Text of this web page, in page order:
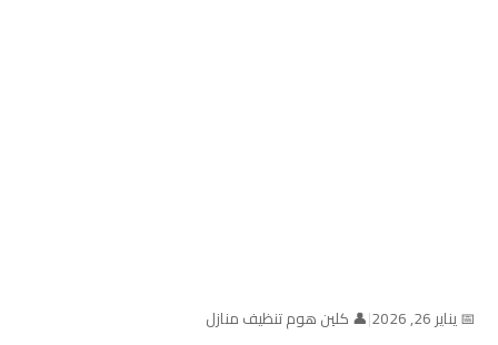
📅 يناير 26, 2026 |👤 كلين هوم تنظيف منازل